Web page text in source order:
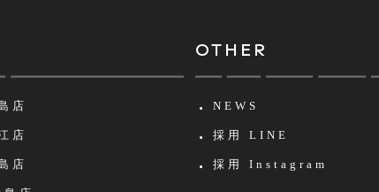
店
店
店
OTHER
NEWS
採用 LINE
採用 Instagram